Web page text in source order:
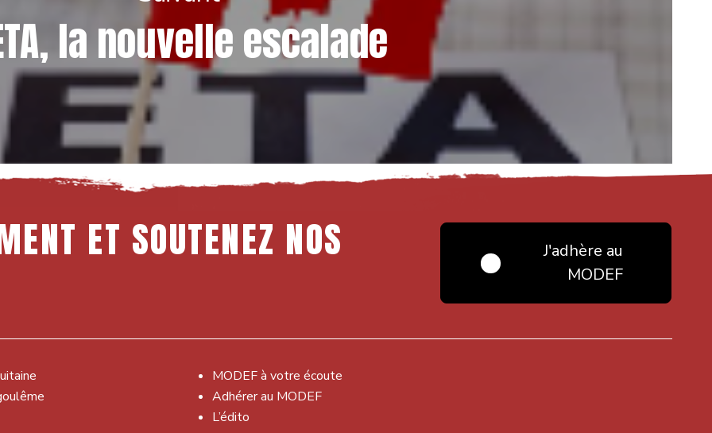
la nouvelle escalade
ET SOUTENEZ NOS
J'adhère au
MODEF
MODEF à votre écoute
Adhérer au MODEF
L’édito